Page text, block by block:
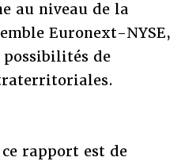
au niveau de la
Euronext-NYSE,
de
rapport est de